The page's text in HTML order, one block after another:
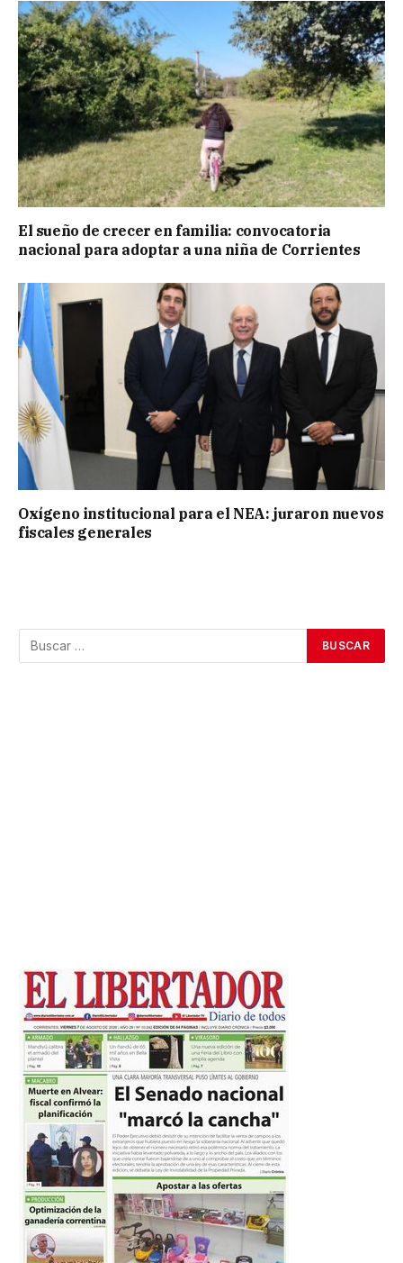
El sueño de crecer en familia: convocatoria
nacional para adoptar a una niña de Corrientes
Oxígeno institucional para el NEA: juraron nuevos
fiscales generales